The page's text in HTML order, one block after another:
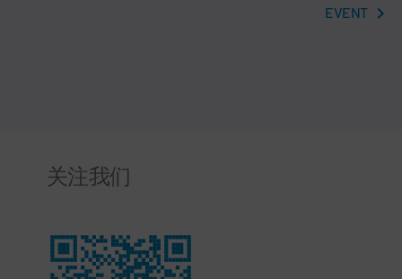
EVENT
关注我们